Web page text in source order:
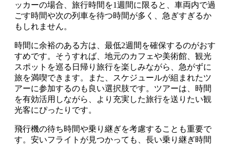
ッカーの場合、旅行時間を1週間に限ると、車両内で過
ごす時間や次の列車を待つ時間が多く、急ぎすぎるか
もしれません。
時間に余裕のある方は、最低2週間を確保するのがおす
すめです。そうすれば、地元のカフェや美術館、観光
スポットを巡る日帰り旅行を楽しみながら、急がずに
旅を満喫できます。また、スケジュールが組まれたツ
アーに参加するのも良い選択肢です。ツアーは、時間
を有効活用しながら、より充実した旅行を送りたい観
光客にぴったりです。
飛行機の待ち時間や乗り継ぎを考慮することも重要で
す。安いフライトが見つかっても、長い乗り継ぎ時間